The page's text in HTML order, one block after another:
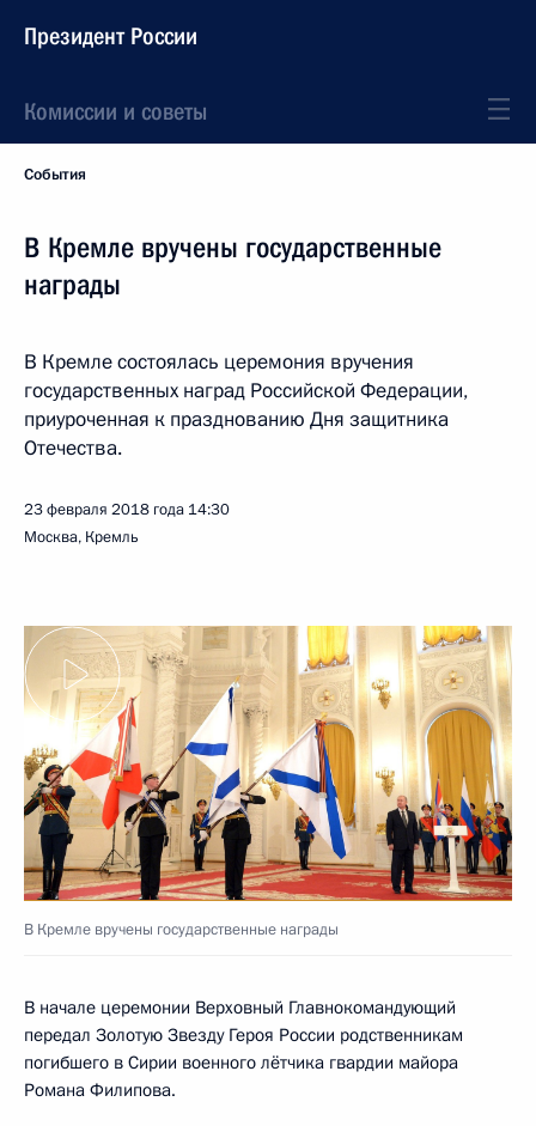
Президент России
Комиссии и советы
События
В Кремле вручены государственные
награды
В Кремле состоялась церемония вручения
государственных наград Российской Федерации,
приуроченная к празднованию Дня защитника
Отечества.
23 февраля 2018 года 14:30
Москва, Кремль
В Кремле вручены государственные награды
В начале церемонии Верховный Главнокомандующий
передал Золотую Звезду Героя России родственникам
погибшего в Сирии военного лётчика гвардии майора
Романа Филипова.